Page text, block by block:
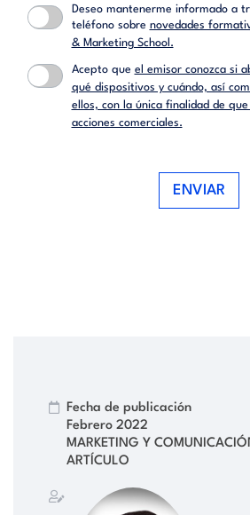
Deseo mantenerme informado a
teléfono sobre novedades
& Marketing School.
Acepto que el emisor conozca si
qué dispositivos y cuándo, así
ellos, con la única finalidad de
acciones comerciales.
ENVIAR
Fecha de publicación
Febrero 2022
MARKETING Y
ARTÍCULO